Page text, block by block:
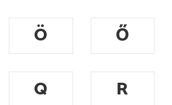
Ö
Ő
Q
R